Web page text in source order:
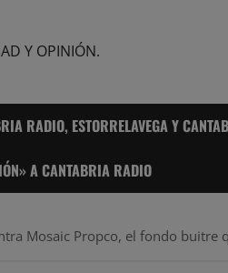
Y OPINIÓN.
RADIO, ESTORRELAVEGA Y
A CANTABRIA RADIO
Mosaic Propco, el fondo